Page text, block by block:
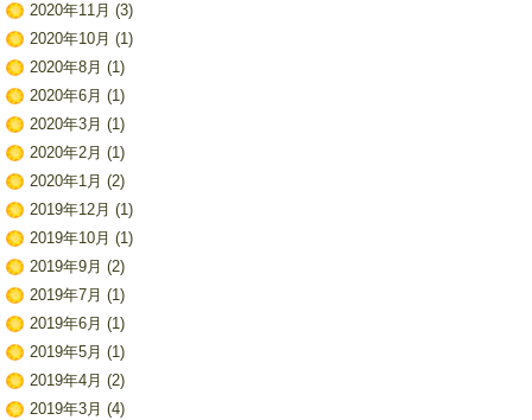
2020年11月 (3)
2020年10月 (1)
2020年8月 (1)
2020年6月 (1)
2020年3月 (1)
2020年2月 (1)
2020年1月 (2)
2019年12月 (1)
2019年10月 (1)
2019年9月 (2)
2019年7月 (1)
2019年6月 (1)
2019年5月 (1)
2019年4月 (2)
2019年3月 (4)